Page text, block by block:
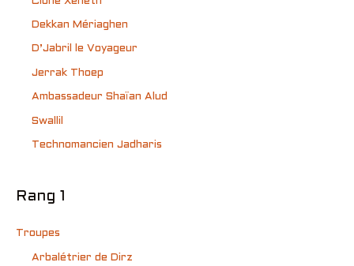
Dekkan Mériaghen
D’Jabril le Voyageur
Jerrak Thoep
Ambassadeur Shaïan Alud
Swallil
Technomancien Jadharis
Rang 1
Troupes
Arbalétrier de Dirz